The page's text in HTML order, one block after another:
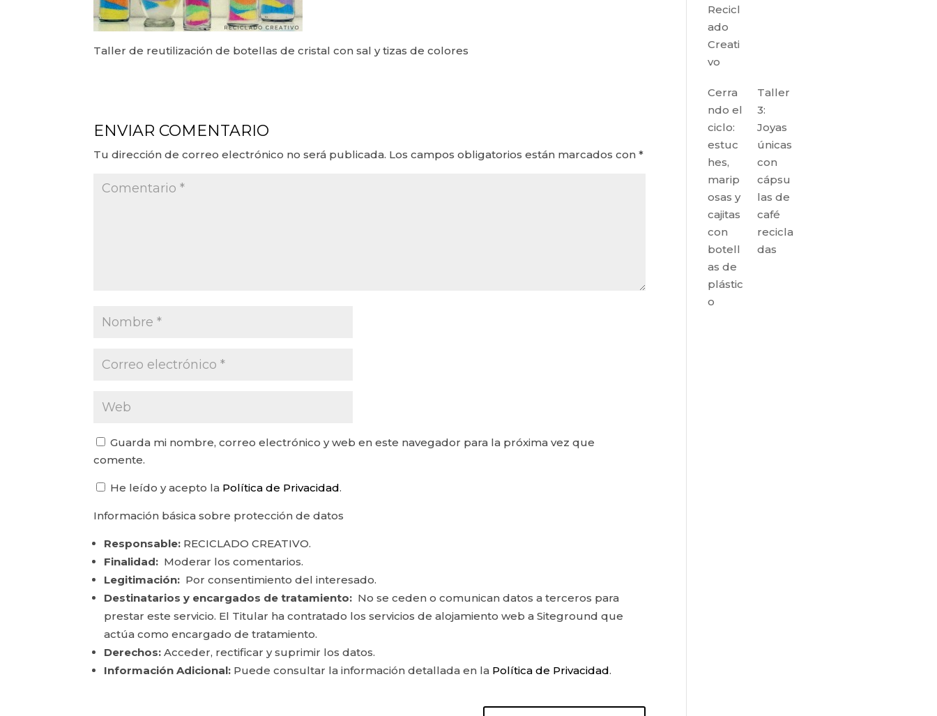
Taller de reutilización de botellas de cristal con sal y tizas de colores
ENVIAR COMENTARIO
Tu dirección de correo electrónico no será publicada. Los campos obligatorios están marcados con*
Guarda mi nombre, correo electrónico y web en este navegador para la próxima vez que
comente.
He leído y acepto la Política de Privacidad.
Información básica sobre protección de datos
Responsable: RECICLADO CREATIVO.
Finalidad: Moderar los comentarios.
Legitimación: Por consentimiento del interesado.
Destinatarios y encargados de tratamiento: No se ceden o comunican datos a terceros para
prestar este servicio. El Titular ha contratado los servicios de alojamiento web a Siteground que
actúa como encargado de tratamiento.
Derechos: Acceder, rectificar y suprimir los datos.
Información Adicional: Puede consultar la información detallada en la Política de Privacidad.
Recicl
ado
Creati
vo
Cerra
ndo el
ciclo:
estuc
hes,
marip
osas y
cajitas
con
botell
as de
plástic
o
Taller
3:
Joyas
únicas
con
cápsu
las de
café
recicla
das